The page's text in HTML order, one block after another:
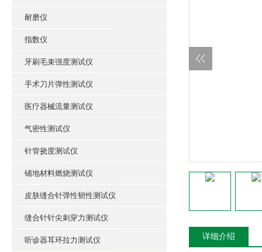
耐磨仪
指数仪
牙刷毛束强度测试仪
手术刀片弹性测试仪
医疗器械流量测试仪
气密性测试仪
针管挠度测试仪
铺地材料燃烧测试仪
皮肤缝合针弹性韧性测试仪
缝合针针尖刺穿力测试仪
听诊器耳环拉力测试仪 详细介绍